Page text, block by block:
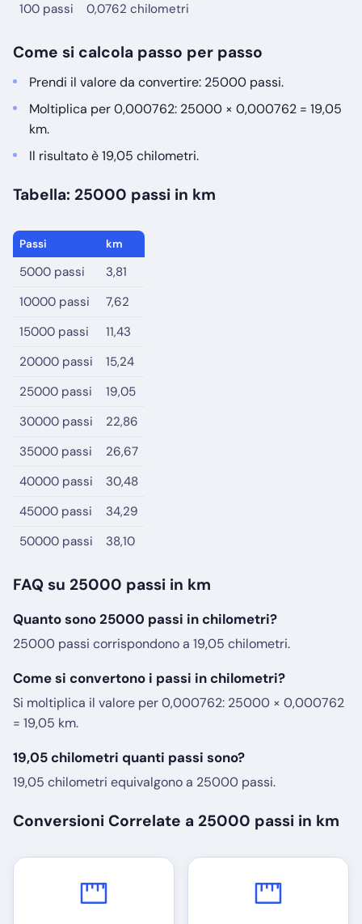
100 passi
0,0762 chilometri
Come si calcola passo per passo
Prendi il valore da convertire: 25000 passi.
Moltiplica per 0,000762: 25000 × 0,000762 = 19,05
km.
Il risultato è 19,05 chilometri.
Tabella: 25000 passi in km
Passi km
5000 passi
3,81
10000 passi
7,62
15000 passi
11,43
20000 passi
15,24
25000 passi
19,05
30000 passi
22,86
35000 passi
26,67
40000 passi
30,48
45000 passi
34,29
50000 passi
38,10
FAQ su 25000 passi in km
Quanto sono 25000 passi in chilometri?
25000 passi corrispondono a 19,05 chilometri.
Come si convertono i passi in chilometri?
Si moltiplica il valore per 0,000762: 25000 × 0,000762
= 19,05 km.
19,05 chilometri quanti passi sono?
19,05 chilometri equivalgono a 25000 passi.
Conversioni Correlate a 25000 passi in km